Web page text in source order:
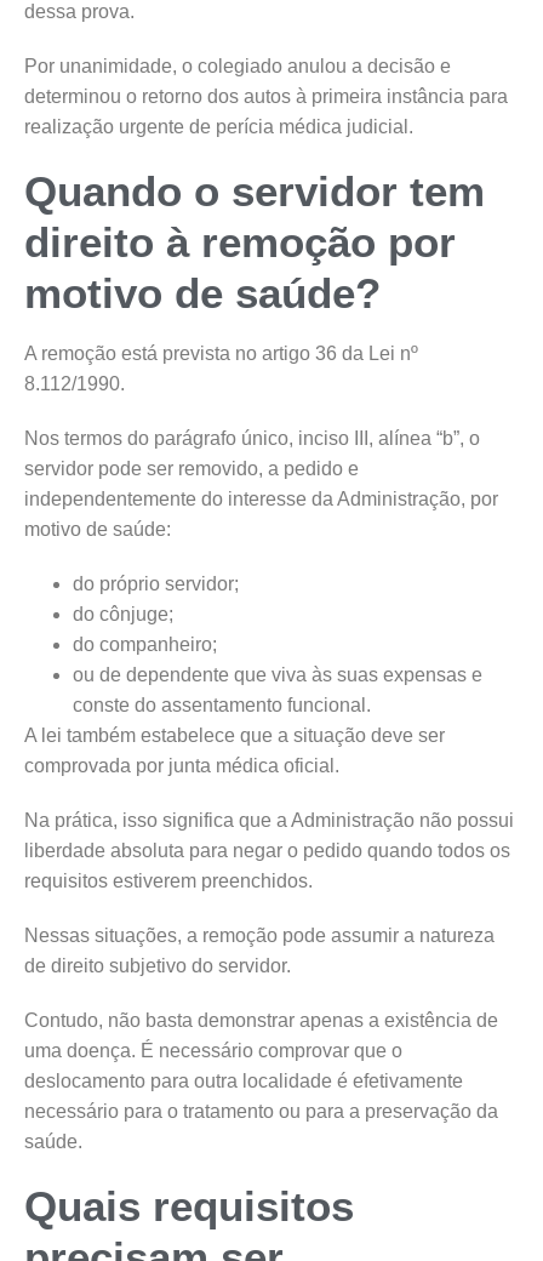
dessa prova.
Por unanimidade, o colegiado anulou a decisão e
determinou o retorno dos autos à primeira instância para
realização urgente de perícia médica judicial.
Quando o servidor tem
direito à remoção por
motivo de saúde?
A remoção está prevista no artigo 36 da Lei nº
8.112/1990.
Nos termos do parágrafo único, inciso III, alínea “b”, o
servidor pode ser removido, a pedido e
independentemente do interesse da Administração, por
motivo de saúde:
do próprio servidor;
do cônjuge;
do companheiro;
ou de dependente que viva às suas expensas e
conste do assentamento funcional.
A lei também estabelece que a situação deve ser
comprovada por junta médica oficial.
Na prática, isso significa que a Administração não possui
liberdade absoluta para negar o pedido quando todos os
requisitos estiverem preenchidos.
Nessas situações, a remoção pode assumir a natureza
de direito subjetivo do servidor.
Contudo, não basta demonstrar apenas a existência de
uma doença. É necessário comprovar que o
deslocamento para outra localidade é efetivamente
necessário para o tratamento ou para a preservação da
saúde.
Quais requisitos